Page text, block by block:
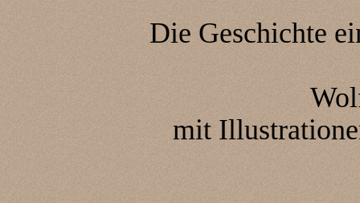
Die Geschichte
mit